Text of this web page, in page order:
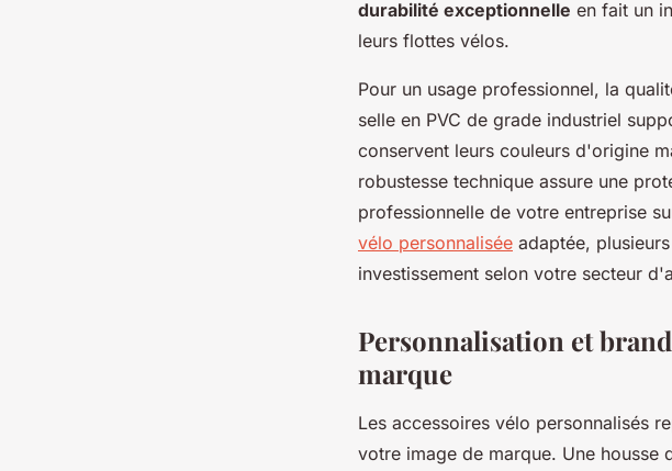
durabilité exceptionnelle en fait un
leurs flottes vélos.
Pour un usage professionnel, la
selle en PVC de grade industriel
conservent leurs couleurs d'origine
robustesse technique assure une
professionnelle de votre entreprise
vélo personnalisée adaptée,
investissement selon votre secteur
Personnalisation et
marque
Les accessoires vélo personnalisés
votre image de marque. Une housse